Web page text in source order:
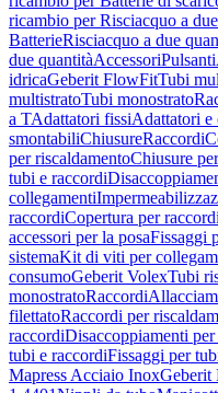
ricambio per Risciacquo a
BatterieRisciacquo a due
due quantitàAccessoriPulsanti
idricaGeberit FlowFitTubi
multistratoTubi monostrato
a TAdattatori fissiAdattatori e
smontabiliChiusureRaccordi
per riscaldamentoChiusure
tubi e raccordi
collegamenti
raccordiCopertura per raccordi
accessori per la posaFissaggi
sistemaKit di viti per
consumoGeberit VolexTubi
monostratoRaccordi
filettatoRaccordi per
raccordiDisaccoppiamenti
tubi e raccordiFissaggi per
Mapress Acciaio InoxGeberit